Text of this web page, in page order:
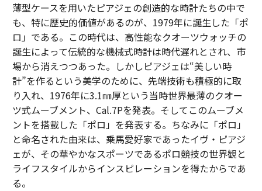
薄型ケースを用いたピアジェの創造的な時計たちの中で
も、特に歴史的価値があるのが、1979年に誕生した「ポ
ロ」である。この時代は、高性能なクオーツウォッチの
誕生によって伝統的な機械式時計は時代遅れとされ、市
場から消えつつあった。しかしピアジェは“美しい時
計”を作るという美学のために、先端技術も積極的に取
り入れ、1976年に3.1㎜厚という当時世界最薄のクオー
ツ式ムーブメント、Cal.7Pを発表。そしてこのムーブメ
ントを搭載した「ポロ」を発表する。ちなみに「ポロ」
と命名された由来は、乗馬愛好家であったイヴ・ピアジ
ェが、その華やかなスポーツであるポロ競技の世界観と
ライフスタイルからインスピレーションを得たからであ
る。